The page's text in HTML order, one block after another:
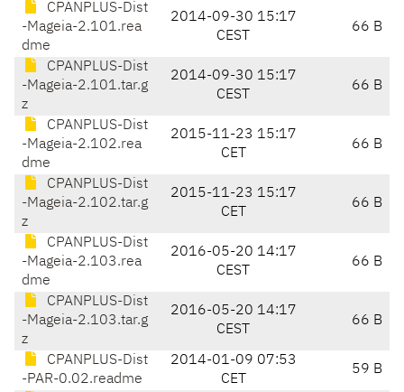
CPANPLUS-Dist
-Mageia-2.101.rea
dme
2014-09-30 15:17
CEST
66 B
CPANPLUS-Dist
-Mageia-2.101.tar.g
z
2014-09-30 15:17
CEST
66 B
CPANPLUS-Dist
-Mageia-2.102.rea
dme
2015-11-23 15:17
CET
66 B
CPANPLUS-Dist
-Mageia-2.102.tar.g
z
2015-11-23 15:17
CET
66 B
CPANPLUS-Dist
-Mageia-2.103.rea
dme
2016-05-20 14:17
CEST
66 B
CPANPLUS-Dist
-Mageia-2.103.tar.g
z
2016-05-20 14:17
CEST
66 B
CPANPLUS-Dist
-PAR-0.02.readme
2014-01-09 07:53
CET
59 B